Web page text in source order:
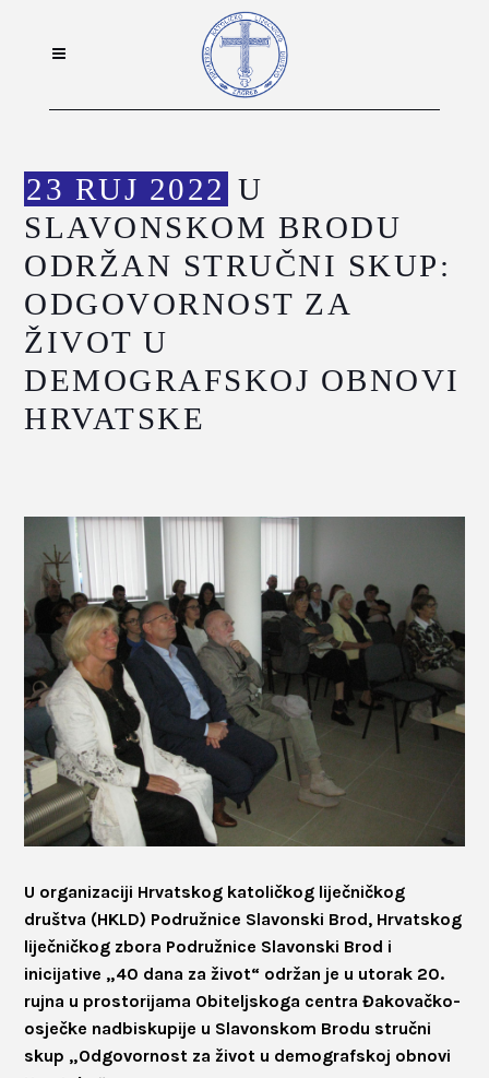
23 RUJ 2022 U
SLAVONSKOM BRODU
ODRŽAN STRUČNI SKUP:
ODGOVORNOST ZA
ŽIVOT U
DEMOGRAFSKOJ OBNOVI
HRVATSKE
U organizaciji Hrvatskog katoličkog liječničkog
društva (HKLD) Podružnice Slavonski Brod, Hrvatskog
liječničkog zbora Podružnice Slavonski Brod i
inicijative „40 dana za život“ održan je u utorak 20.
rujna u prostorijama Obiteljskoga centra Đakovačko-
osječke nadbiskupije u Slavonskom Brodu stručni
skup „Odgovornost za život u demografskoj obnovi